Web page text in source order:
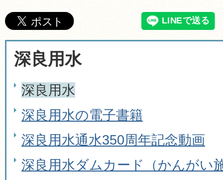
深良用水
深良用水
深良用水の電子書籍
深良用水通水350周年記念動画
深良用水ダムカード（かんがい